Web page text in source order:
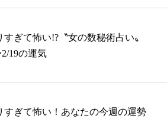
すぎて怖い!?〝女の数秘術占い〟
2/19の運気
すぎて怖い！あなたの今週の運勢